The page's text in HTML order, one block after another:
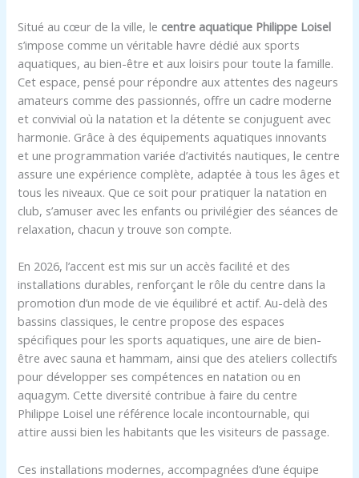
Situé au cœur de la ville, le centre aquatique Philippe Loisel
s’impose comme un véritable havre dédié aux sports
aquatiques, au bien-être et aux loisirs pour toute la famille.
Cet espace, pensé pour répondre aux attentes des nageurs
amateurs comme des passionnés, offre un cadre moderne
et convivial où la natation et la détente se conjuguent avec
harmonie. Grâce à des équipements aquatiques innovants
et une programmation variée d’activités nautiques, le centre
assure une expérience complète, adaptée à tous les âges et
tous les niveaux. Que ce soit pour pratiquer la natation en
club, s’amuser avec les enfants ou privilégier des séances de
relaxation, chacun y trouve son compte.
En 2026, l’accent est mis sur un accès facilité et des
installations durables, renforçant le rôle du centre dans la
promotion d’un mode de vie équilibré et actif. Au-delà des
bassins classiques, le centre propose des espaces
spécifiques pour les sports aquatiques, une aire de bien-
être avec sauna et hammam, ainsi que des ateliers collectifs
pour développer ses compétences en natation ou en
aquagym. Cette diversité contribue à faire du centre
Philippe Loisel une référence locale incontournable, qui
attire aussi bien les habitants que les visiteurs de passage.
Ces installations modernes, accompagnées d’une équipe